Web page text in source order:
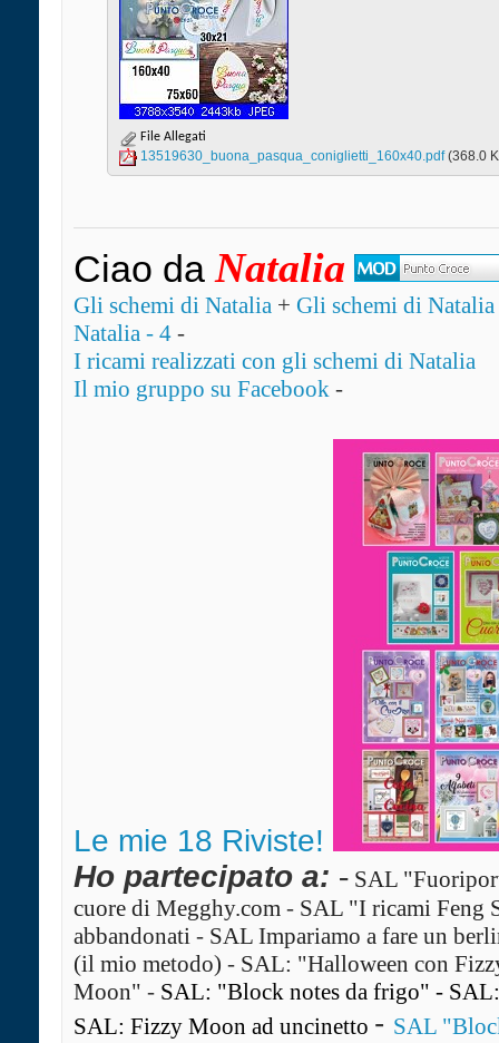
File Allegati
13519630_buona_pasqua_coniglietti_160x40.pdf‎ (368.0
Ciao da Natalia
Gli schemi di Natalia + Gli schemi di
Natalia - 4 -
I ricami realizzati con gli schemi di Natalia
Il mio gruppo su Facebook -
Le mie 18 Riviste!
Ho partecipato a: - SAL
cuore di Megghy.com - SAL "I ricami Feng
abbandonati - SAL Impariamo a fare un
(il mio metodo) - SAL: "Halloween con
Moon" - SAL: "Block notes da frigo" -
SAL: Fizzy Moon ad uncinetto - SAL